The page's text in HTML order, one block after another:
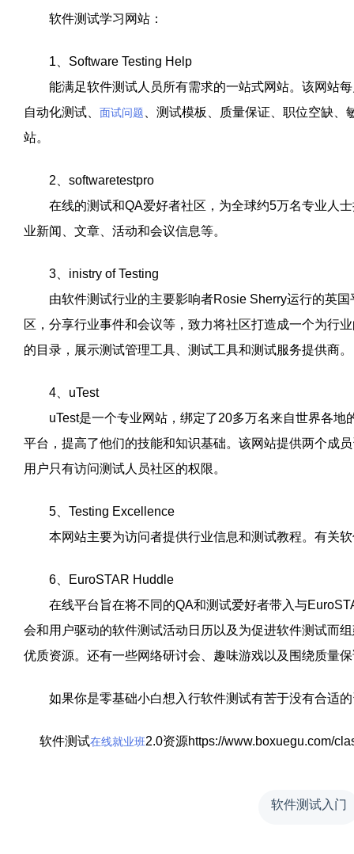
软件测试学习网站：
1、Software Testing Help
能满足软件测试人员所有需求的一站式网站。该网站每
自动化测试、 面试问题 、测试模板、质量保证、职位空缺
站。
2、softwaretestpro
在线的测试和QA爱好者社区，为全球约5万名专业人士
业新闻、文章、活动和会议信息等。
3、inistry of Testing
由软件测试行业的主要影响者Rosie Sherry运行的英国
区，分享行业事件和会议等，致力将社区打造成一个为行
的目录，展示测试管理工具、测试工具和测试服务提供商。
4、uTest
uTest是一个专业网站，绑定了20多万名来自世界各地
平台，提高了他们的技能和知识基础。该网站提供两个成
用户只有访问测试人员社区的权限。
5、Testing Excellence
本网站主要为访问者提供行业信息和测试教程。有关软
6、EuroSTAR Huddle
在线平台旨在将不同的QA和测试爱好者带入与
会和用户驱动的软件测试活动日历以及为促进软件测试而
优质资源。还有一些网络研讨会、趣味游戏以及围绕质量
如果你是零基础小白想入行软件测试有苦于没有合适的
软件测试在线就业班2.0资源https://www.boxuegu.com/
软件测试入门